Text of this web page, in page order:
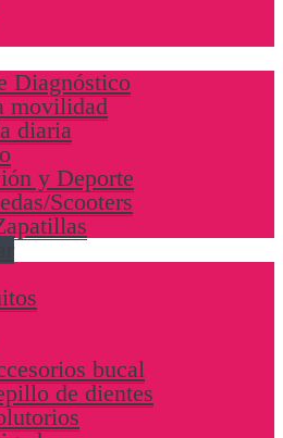
Diagnóstico
movilidad
diaria
y Deporte
Scooters
bucal
de dientes